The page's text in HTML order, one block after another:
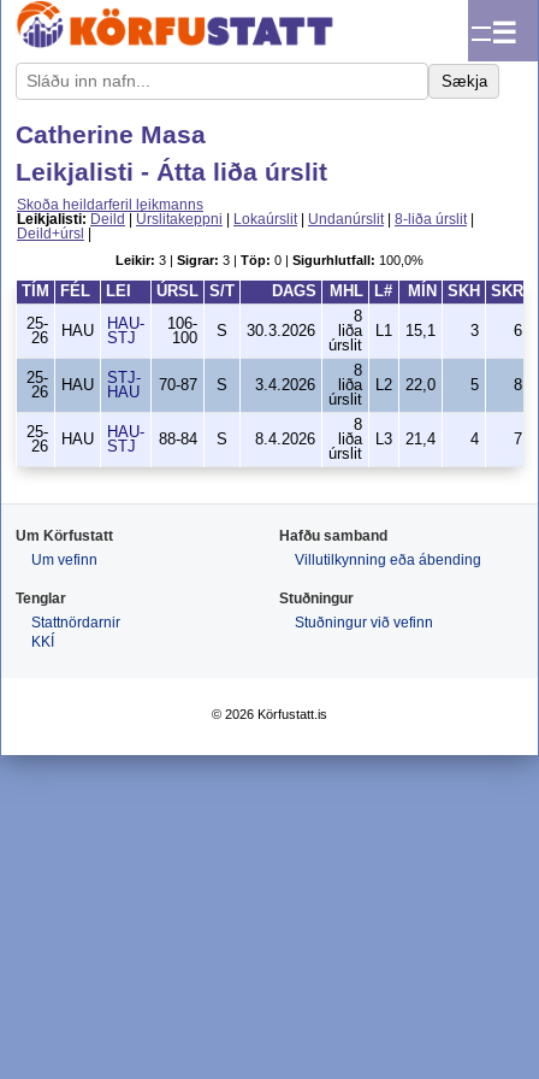
☰
Sækja
Catherine Masa
Leikjalisti - Átta liða úrslit
Skoða heildarferil leikmanns
Leikjalisti: Deild Úrslitakeppni Lokaúrslit| Undanúrslit| 8-liða úrslit|
Deild+úrsl
Leikir: 3 | Sigrar: 3 | Töp: 0 | Sigurhlutfall: 100,0%
TÍM FÉL LEI ÚRSL S/T DAGS MHL L# MÍN SKH
SKR
25-
26
HAU
HAU-
STJ
106-
100
S 30.3.2026
8
liða
úrslit
L1 15,1 3 6
25-
26
HAU
STJ-
HAU
70-87 S 3.4.2026
8
liða
úrslit
L2 22,0 5 8
25-
26
HAU
HAU-
STJ
88-84 S 8.4.2026
8
liða
úrslit
L3 21,4 4 7
Um Körfustatt
Um vefinn
Hafðu samband
Villutilkynning eða ábending
Tenglar
Stattnördarnir
KKÍ
Stuðningur
Stuðningur við vefinn
© 2026 Körfustatt.is